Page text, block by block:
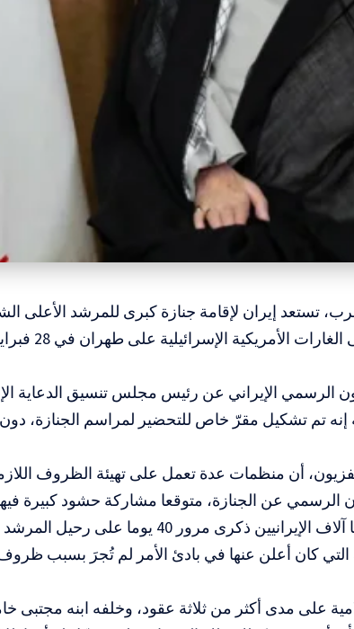
تستعد إيران لإقامة جنازة كبرى للمرشد الأعلى
علي خامنئي، الذي اغتيل
الرسمي الإيراني عن رئيس مجلس تنسيق الدعاية
تم تشكيل مقرّ خاص للتحضير لمراسم الجنازة،
أن منظمات عدة تعمل على تهيئة الظروف
الرسمي عن الجنازة، متوقعا مشاركة حشود كبيرة
في أبريل/نيسان الماضي، أحيا آلاف الإيرانيين ذكرى مرور 40 يوما
التي كان أعلن عنها في بادئ الأمر لم تُجرَ بسبب
على مدى أكثر من ثلاثة عقود، وخلفه ابنه مجتبى